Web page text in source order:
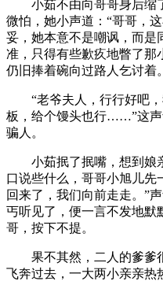
小茹不由向哥哥身后
微怕，她小声道：“哥哥，
妥，她本意不是嘲讽，而是
准，只得有些歉疚地瞥了那
仍旧捧着碗向过路人乞讨着。
“老爷夫人，行行好吧
板，给个馒头也行……”这声
骗人。
小茹抿了抿嘴，想到娘
口说些什么，哥哥小旭儿先
回来了，我们向前走走。”
丐听见了，便一言不发地默
哥，按下不提。
果不其然，二人的爹爹
飞奔过去，一大两小亲亲热